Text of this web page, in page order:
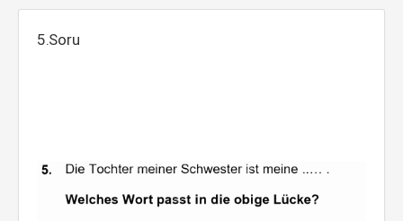
5.Soru